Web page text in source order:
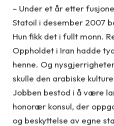
– Under et år etter
Statoil i desember 2007
Hun fikk det i fullt monn.
Oppholdet i Iran hadde
henne. Og
skulle den arabiske
Jobben bestod i å være
honorær konsul, der
og beskyttelse av egne